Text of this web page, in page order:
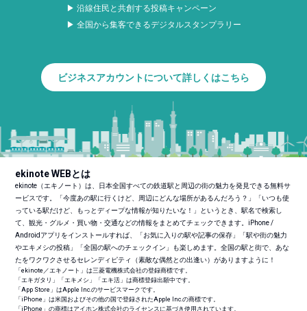
▶ 沿線住民と共創する投稿キャンペーン
▶ 全国から集客できるデジタルスタンプラリー
ビジネスアカウントについて詳しくはこちら
ekinote WEBとは
ekinote（エキノート）は、日本全国すべての鉄道駅と周辺の街の魅力を発見できる無料サ
ービスです。「今度あの駅に行くけど、周辺にどんな場所があるんだろう？」「いつも使
っている駅だけど、もっとディープな情報が知りたいな！」というとき、駅名で検索し
て、観光・グルメ・買い物・交通などの情報をまとめてチェックできます。iPhone /
Androidアプリをインストールすれば、「お気に入りの駅や記事の保存」「駅や街の魅力
やエキメシの投稿」「全国の駅へのチェックイン」も楽しめます。全国の駅と街で、あな
たをワクワクさせるセレンディピティ（素敵な偶然との出逢い）がありますように！
「ekinote／エキノート」は三菱電機株式会社の登録商標です。
「エキガタリ」「エキメシ」「エキ活」は商標登録出願中です。
「App Store」はApple Inc.のサービスマークです。
「iPhone」は米国およびその他の国で登録されたApple Inc.の商標です。
「iPhone」の商標はアイホン株式会社のライセンスに基づき使用されています。